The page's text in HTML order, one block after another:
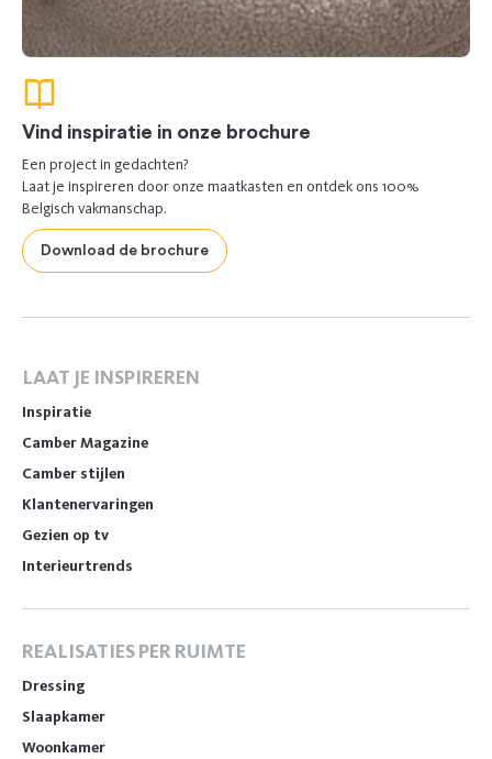
Vind inspiratie in onze brochure
Een project in gedachten?
Laat je inspireren door onze maatkasten en ontdek ons 100%
Belgisch vakmanschap.
Download de brochure
LAAT JE INSPIREREN
Inspiratie
Camber Magazine
Camber stijlen
Klantenervaringen
Gezien op tv
Interieurtrends
REALISATIES PER RUIMTE
Dressing
Slaapkamer
Woonkamer